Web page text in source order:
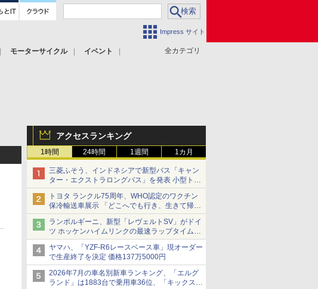
Impress サイト
全カテゴリ
モーターサイクル
イベント
アクセスランキング
1時間 24時間 1週間 1カ月
三菱ふそう、インドネシアで新型バス「キャン
ター・エクストラロングバス」を発表 小型トラ
ックベースの観光・旅客輸送向けバス
トヨタ ランクル75周年、WHO認定のワクチン
保冷輸送車展示 「どこへでも行き、生きて帰っ
てこられる」ランドクルーザーで命をつなぐ
ランボルギーニ、新型「レヴェルトSV」がドイ
ツ ホッケンハイムリンクの最速ラップタイムを
記録
ヤマハ、「YZF-R6レースベース車」現オーダー
で生産終了を決定 価格137万5000円
2026年7月の車名別新車ランキング、「エルグ
ランド」は1883台で乗用車36位、「キックス」